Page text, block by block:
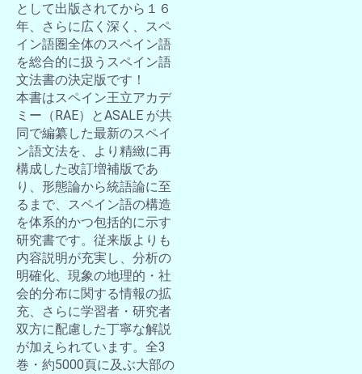
として出版されてから１６
年、さらに広く深く、スペ
イン語圏全体のスペイン語
を総合的に扱うスペイン語
文法書の決定版です！
本書はスペイン王立アカデ
ミー（RAE）とASALE が共
同で編纂した最新のスペイ
ン語文法を、より精緻に再
構成した改訂増補版であ
り、形態論から統語論に至
るまで、スペイン語の構造
を体系的かつ包括的に示す
研究書です。従来版よりも
内容説明が充実し、分析の
明確化、現象の地理的・社
会的分布に関する情報の拡
充、さらに学習者・研究者
双方に配慮した丁寧な解説
が加えられています。全3
巻・約5000頁に及ぶ大部の